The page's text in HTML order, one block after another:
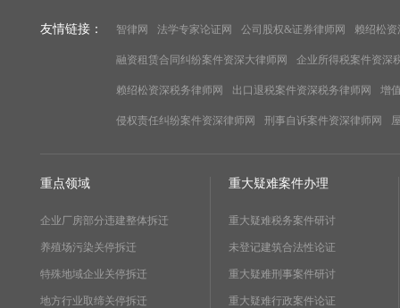
友情链接： 智律网 法学专家论证网 公司股权&证券律师网 赖绍松资
融资租赁合同纠纷案件资深大律师网 企业所得税案件资深
赖绍松资深税务律师网 出口退税案件资深税务律师网 增
侵权责任纠纷案件资深律师网 刑事自诉案件资深律师网
重点领域
企业厂房部分违建整体拆迁
养殖场污染关停拆迁
特殊地域企业关停拆迁
地方行业取缔关停拆迁
重大疑难案件办理
重大疑难税务案件研讨
未登记建筑合法性论证
重大疑难刑事案件研讨
重大疑难行政案件论证